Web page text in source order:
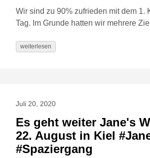
Wir sind zu 90% zufrieden mit dem 1.
Tag. Im Grunde hatten wir mehrere
weiterlesen
Juli 20, 2020
Es geht weiter Jane's
22. August in Kiel
#Spaziergang